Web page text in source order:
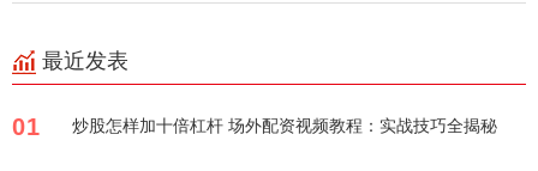
最近发表
01 炒股怎样加十倍杠杆 场外配资视频教程：实战技巧全揭秘